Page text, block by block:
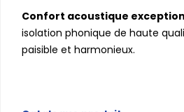
Confort acoustique
isolation phonique de haute
paisible et harmonieux.